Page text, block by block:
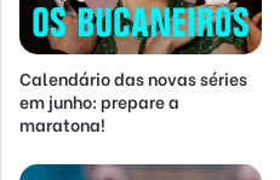
Calendário das novas séries
em junho: prepare a
maratona!